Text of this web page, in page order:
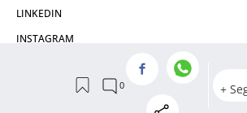
LINKEDIN
INSTAGRAM